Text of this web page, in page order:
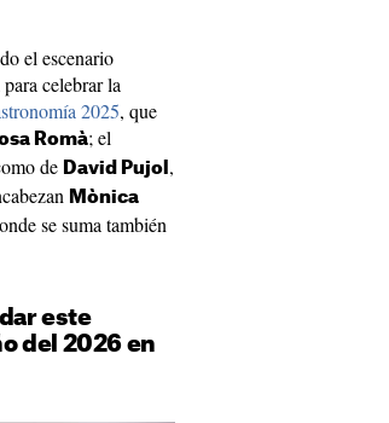
el escenario
celebrar la
2025, que
Romà; el
de David Pujol ,
Mònica
se suma también
este
del 2026 en